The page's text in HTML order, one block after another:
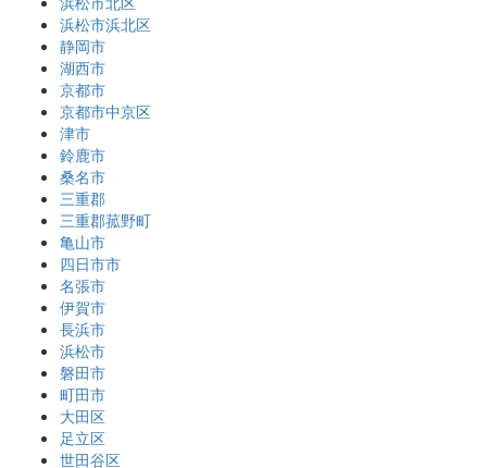
浜松市浜北区
静岡市
湖西市
京都市
京都市中京区
津市
鈴鹿市
桑名市
三重郡
三重郡菰野町
亀山市
四日市市
名張市
伊賀市
長浜市
浜松市
磐田市
町田市
大田区
足立区
世田谷区